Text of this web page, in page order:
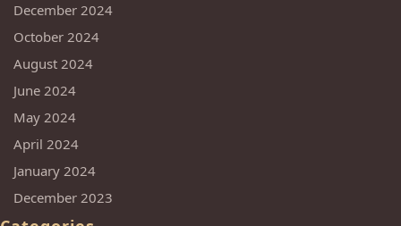
December 2024
October 2024
August 2024
June 2024
May 2024
April 2024
January 2024
December 2023